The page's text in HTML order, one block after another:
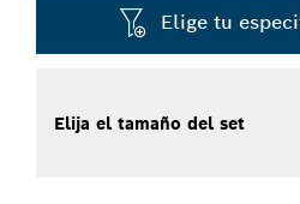
Elige tu
Elija el tamaño del set